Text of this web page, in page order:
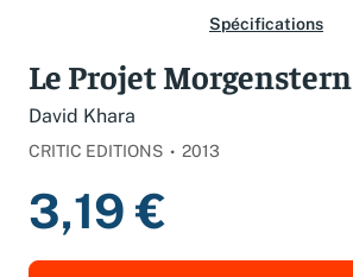
Spécifications
Le Projet Morgenstern
David Khara
CRITIC EDITIONS 2013
3,19 €